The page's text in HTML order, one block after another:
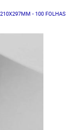
- 100 FOLHAS